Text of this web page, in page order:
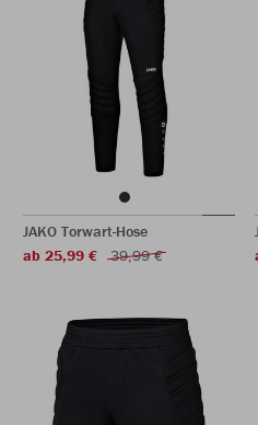
JAKO Torwart-Hose
ab 25,99 €
39,99 €